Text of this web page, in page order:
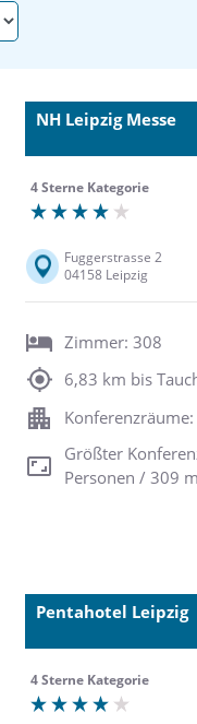
NH Leipzig Messe
4 Sterne Kategorie
Fuggerstrasse 2
04158 Leipzig
Zimmer: 308
6,83 km bis
Größter
Personen / 309
Pentahotel Leipzig
4 Sterne Kategorie